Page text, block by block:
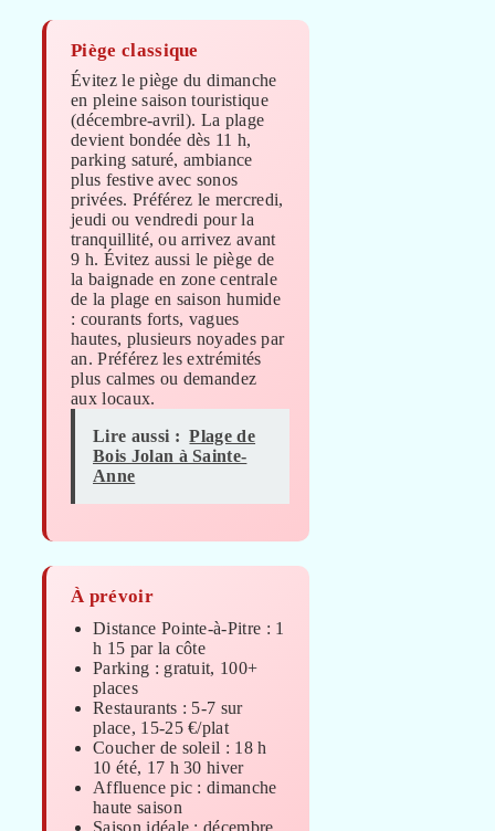
Piège classique
Évitez le piège du dimanche
en pleine saison touristique
(décembre-avril). La plage
devient bondée dès 11 h,
parking saturé, ambiance
plus festive avec sonos
privées. Préférez le mercredi,
jeudi ou vendredi pour la
tranquillité, ou arrivez avant
9 h. Évitez aussi le piège de
la baignade en zone centrale
de la plage en saison humide
: courants forts, vagues
hautes, plusieurs noyades par
an. Préférez les extrémités
plus calmes ou demandez
aux locaux.
Lire aussi : Plage de
Bois Jolan à Sainte-
Anne
À prévoir
Distance Pointe-à-Pitre : 1
h 15 par la côte
Parking : gratuit, 100+
places
Restaurants : 5-7 sur
place, 15-25 €/plat
Coucher de soleil : 18 h
10 été, 17 h 30 hiver
Affluence pic : dimanche
haute saison
Saison idéale : décembre